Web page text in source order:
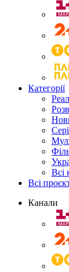
Категорії
Всі
Всі
Канали